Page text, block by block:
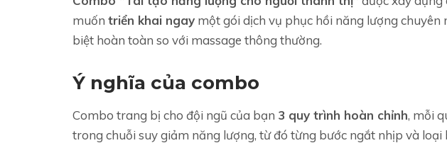
muốn triển khai ngay một gói dịch vụ phục hồi năng lượng chuyên
biệt hoàn toàn so với massage thông thường.
Ý nghĩa của combo
Combo trang bị cho đội ngũ của bạn 3 quy trình hoàn chỉnh, mỗi
trong chuỗi suy giảm năng lượng, từ đó từng bước ngắt nhịp và